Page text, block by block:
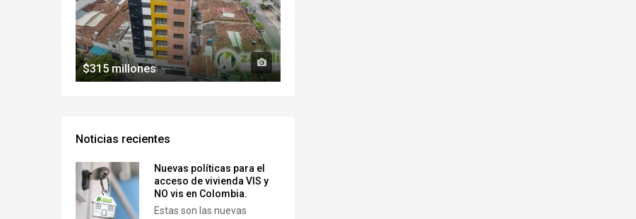
$315 millones
Noticias recientes
Nuevas políticas para el
acceso de vivienda VIS y
NO vis en Colombia.
Estas son las nuevas